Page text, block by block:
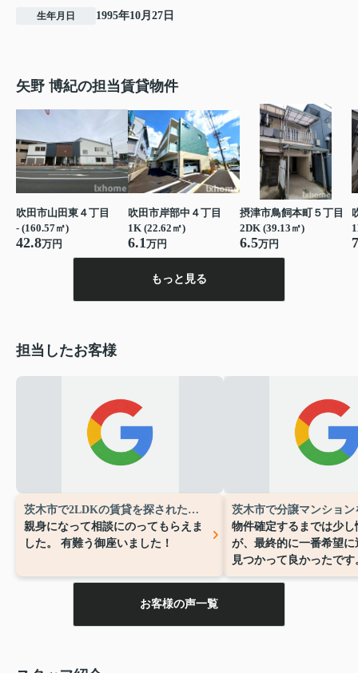
生年月日 1995年10月27日
矢野 博紀の担当賃貸物件
吹田市山田東４丁目
- (160.57㎡)
42.8万円
吹田市岸部中４丁目
1K (22.62㎡)
6.1 万円
摂津市鳥飼本町５丁目
2DK (39.13㎡)
6.5万円
もっと見る
担当したお客様
茨木市で2LDKの賃貸を探されたN様
親身になって相談にのってもらえま
した。
有難う御座いました！
物件確定するまでは少し
が、最終的に一番希望に
見つかって良かったです
とうございました。ま
お客様の声一覧